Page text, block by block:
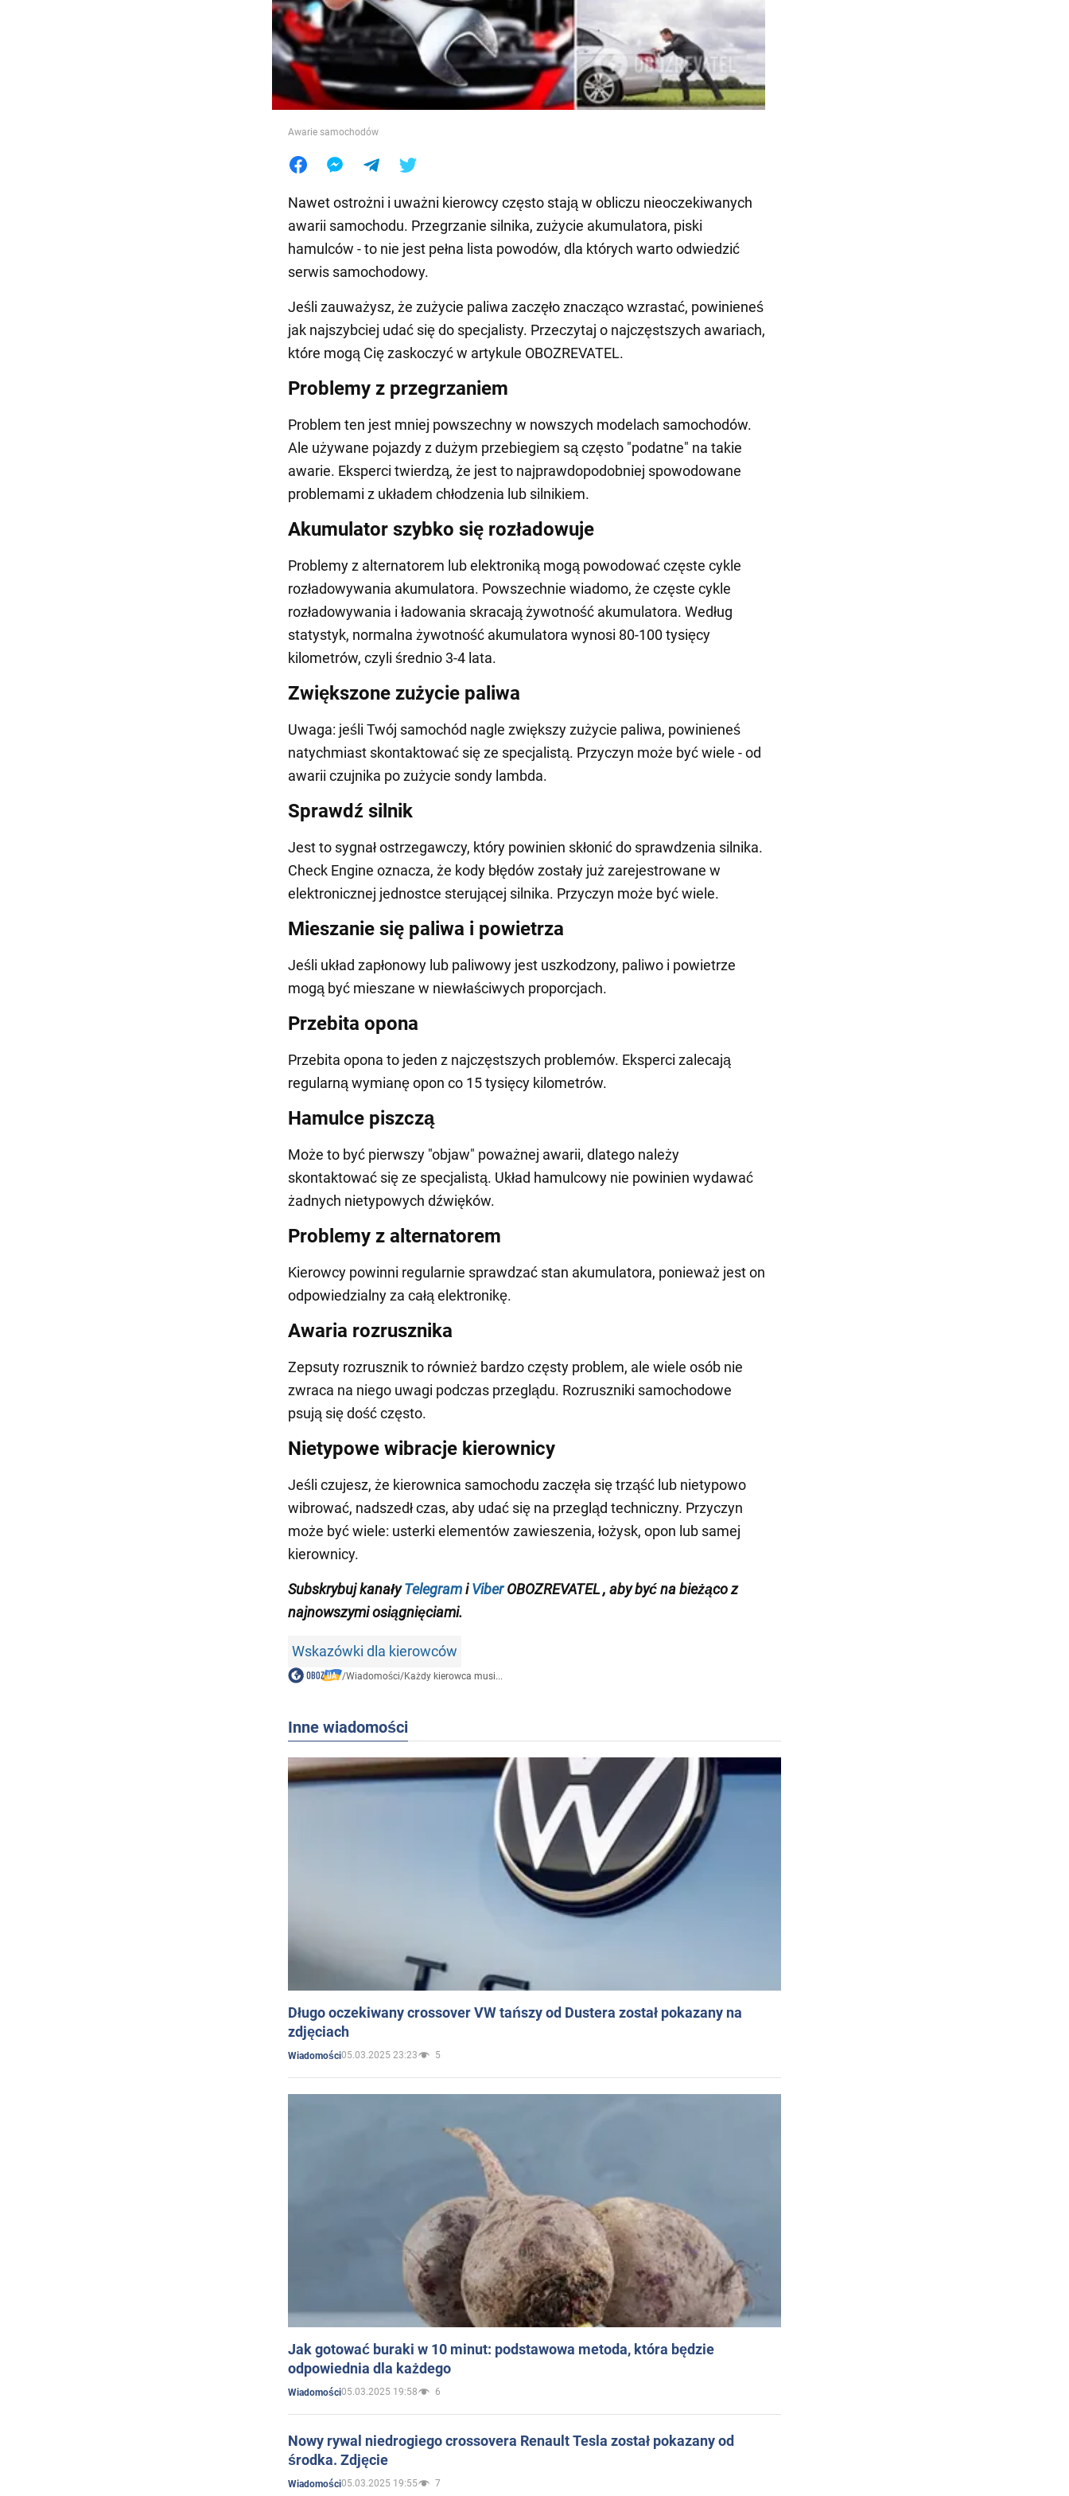
Jedzenie
Awarie samochodów
Nawet ostrożni i uważni kierowcy często stają w obliczu nieoczekiwanych
awarii samochodu. Przegrzanie silnika, zużycie akumulatora, piski
hamulców - to nie jest pełna lista powodów, dla których warto odwiedzić
serwis samochodowy.
Jeśli zauważysz, że zużycie paliwa zaczęło znacząco wzrastać, powinieneś
jak najszybciej udać się do specjalisty. Przeczytaj o najczęstszych awariach,
które mogą Cię zaskoczyć w artykule OBOZREVATEL.
Problemy z przegrzaniem
Problem ten jest mniej powszechny w nowszych modelach samochodów.
Ale używane pojazdy z dużym przebiegiem są często "podatne" na takie
awarie. Eksperci twierdzą, że jest to najprawdopodobniej spowodowane
problemami z układem chłodzenia lub silnikiem.
Akumulator szybko się rozładowuje
Problemy z alternatorem lub elektroniką mogą powodować częste cykle
rozładowywania akumulatora. Powszechnie wiadomo, że częste cykle
rozładowywania i ładowania skracają żywotność akumulatora. Według
statystyk, normalna żywotność akumulatora wynosi 80-100 tysięcy
kilometrów, czyli średnio 3-4 lata.
Zwiększone zużycie paliwa
Uwaga: jeśli Twój samochód nagle zwiększy zużycie paliwa, powinieneś
natychmiast skontaktować się ze specjalistą. Przyczyn może być wiele - od
awarii czujnika po zużycie sondy lambda.
Sprawdź silnik
Jest to sygnał ostrzegawczy, który powinien skłonić do sprawdzenia silnika.
Check Engine oznacza, że kody błędów zostały już zarejestrowane w
elektronicznej jednostce sterującej silnika. Przyczyn może być wiele.
Mieszanie się paliwa i powietrza
Jeśli układ zapłonowy lub paliwowy jest uszkodzony, paliwo i powietrze
mogą być mieszane w niewłaściwych proporcjach.
Przebita opona
Przebita opona to jeden z najczęstszych problemów. Eksperci zalecają
regularną wymianę opon co 15 tysięcy kilometrów.
Hamulce piszczą
Może to być pierwszy "objaw" poważnej awarii, dlatego należy
skontaktować się ze specjalistą. Układ hamulcowy nie powinien wydawać
żadnych nietypowych dźwięków.
Problemy z alternatorem
Kierowcy powinni regularnie sprawdzać stan akumulatora, ponieważ jest on
odpowiedzialny za całą elektronikę.
Awaria rozrusznika
Zepsuty rozrusznik to również bardzo częsty problem, ale wiele osób nie
zwraca na niego uwagi podczas przeglądu. Rozruszniki samochodowe
psują się dość często.
Nietypowe wibracje kierownicy
Jeśli czujesz, że kierownica samochodu zaczęła się trząść lub nietypowo
wibrować, nadszedł czas, aby udać się na przegląd techniczny. Przyczyn
może być wiele: usterki elementów zawieszenia, łożysk, opon lub samej
kierownicy.
SubskrybujkanałyTelegramiViberOBOZREVATEL, aby być na bieżąco z
najnowszymi osiągnięciami.
Wskazówki dla kierowców
/Wiadomości/Każdy kierowca musi...
Inne wiadomości
Długo oczekiwany crossover VW tańszy od Dustera został pokazany na
zdjęciach
Wiadomości05.03.2025 23:23 5
Jak gotować buraki w 10 minut: podstawowa metoda, która będzie
odpowiednia dla każdego
Wiadomości05.03.2025 19:58 6
Nowy rywal niedrogiego crossovera Renault Tesla został pokazany od
środka. Zdjęcie
Wiadomości05.03.2025 19:55 7